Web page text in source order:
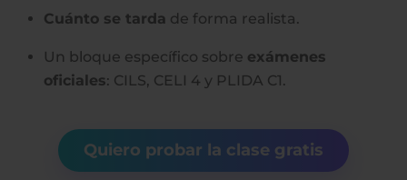
Cuánto se tarda de forma realista.
Un bloque específico sobre exámenes
oficiales: CILS, CELI 4 y PLIDA C1.
Quiero probar la clase gratis